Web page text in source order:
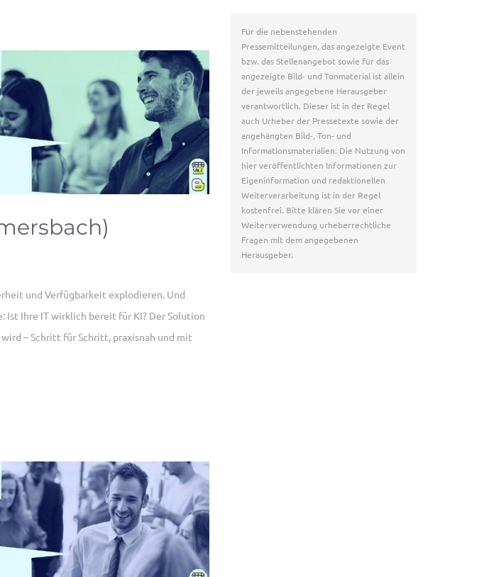
und Verfügbarkeit explodieren. Und
Ist Ihre IT wirklich bereit für KI? Der Solution
– Schritt für Schritt, praxisnah und mit
Für die nebenstehenden
Pressemitteilungen, das angezeigte Event
bzw. das Stellenangebot sowie für das
angezeigte Bild- und Tonmaterial ist allein
der jeweils angegebene Herausgeber
verantwortlich. Dieser ist in der Regel
auch Urheber der Pressetexte sowie der
angehängten Bild-, Ton- und
Informationsmaterialien. Die Nutzung von
hier veröffentlichten Informationen zur
Eigeninformation und redaktionellen
Weiterverarbeitung ist in der Regel
kostenfrei. Bitte klären Sie vor einer
Weiterverwendung urheberrechtliche
Fragen mit dem angegebenen
Herausgeber.